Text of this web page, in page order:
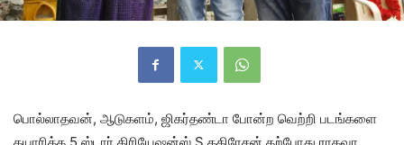
பொல்லாதவன், ஆடுகளம், ஜிகர்தண்டா போன்ற வெற்றி படங்களை
தயாரித்த 5 ஸ்டார் கிரியேஷன்ஸ் S.கதிரேசன் தற்போது ராகவா